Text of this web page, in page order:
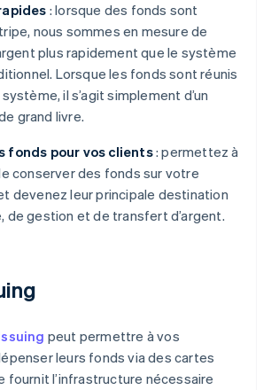
: lorsque des fonds sont
nous sommes en mesure de
plus rapidement que le système
Lorsque les fonds sont réunis
il s’agit simplement d’un
grand livre.
fonds pour vos clients: permettez à
conserver des fonds sur votre
devenez leur principale destination
de gestion et de transfert d’argent.
peut permettre à vos
leurs fonds via des cartes
fournit l’infrastructure nécessaire